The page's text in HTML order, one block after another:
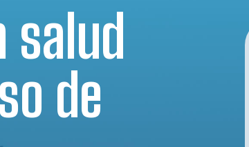
salud
de